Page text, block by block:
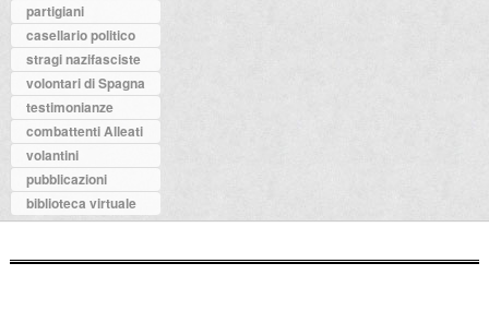
partigiani
casellario politico
stragi nazifasciste
volontari di Spagna
testimonianze
combattenti Alleati
volantini
pubblicazioni
biblioteca virtuale